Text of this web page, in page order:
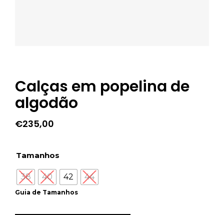
Calças em popelina de
algodão
€235,00
Guia de Tamanhos
Tamanhos
38 40 42 44